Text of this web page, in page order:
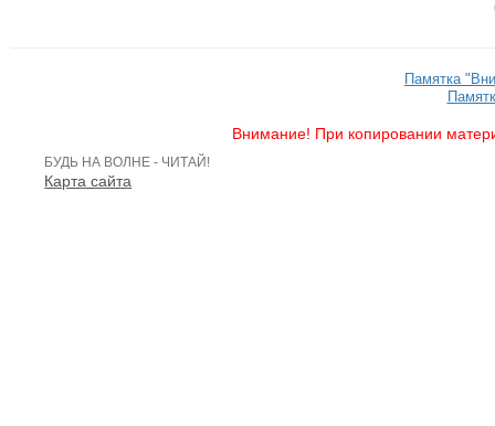
Памятка
Внимание! При копировании
БУДЬ НА ВОЛНЕ - ЧИТАЙ!
Карта сайта